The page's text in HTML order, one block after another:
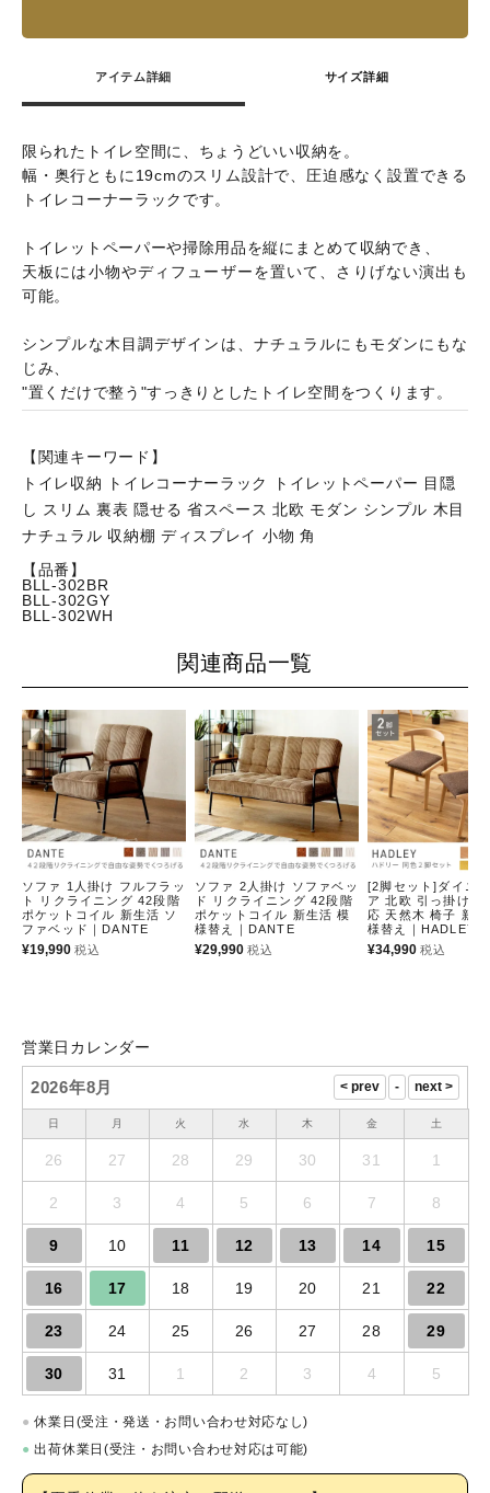
アイテム詳細 サイズ詳細
限られたトイレ空間に、ちょうどいい収納を。
幅・奥行ともに19cmのスリム設計で、圧迫感なく設置できる
トイレコーナーラックです。
トイレットペーパーや掃除用品を縦にまとめて収納でき、
天板には小物やディフューザーを置いて、さりげない演出も
可能。
シンプルな木目調デザインは、ナチュラルにもモダンにもな
じみ、
"置くだけで整う"すっきりとしたトイレ空間をつくります。
【関連キーワード】
トイレ収納 トイレコーナーラック トイレットペーパー 目隠
し スリム 裏表 隠せる 省スペース 北欧 モダン シンプル 木目
ナチュラル 収納棚 ディスプレイ 小物 角
【品番】
BLL-302BR
BLL-302GY
BLL-302WH
関連商品一覧
ソファ 1人掛け フルフラッ
ト リクライニング 42段階
ポケットコイル 新生活 ソ
ファベッド｜DANTE
¥19,990 税込
ソファ 2人掛け ソファベッ
ド リクライニング 42段階
ポケットコイル 新生活 模
様替え｜DANTE
¥29,990 税込
[2脚セット]ダイニ
ア 北欧 引っ掛け
応 天然木 椅子 新
様替え｜HADLEY
¥34,990 税込
営業日カレンダー
2026年8月
日 月 火 水 木 金 土
26 27 28 29 30 31 1
2 3 4 5 6 7 8
9 10 11 12 13 14 15
16 17 18 19 20 21 22
23 24 25 26 27 28 29
30 31 1 2 3 4 5
● 休業日(受注・発送・お問い合わせ対応なし)
● 出荷休業日(受注・お問い合わせ対応は可能)